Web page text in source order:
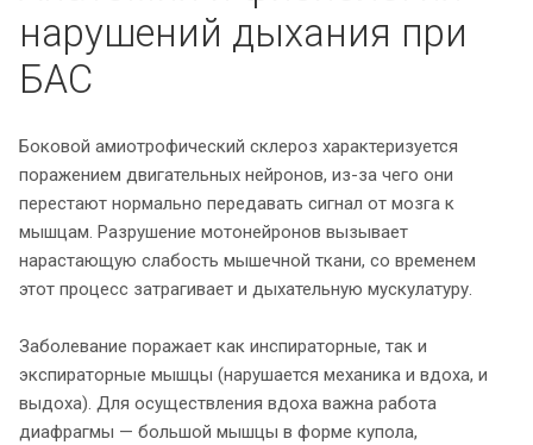
нарушений дыхания при
БАС
Боковой амиотрофический склероз характеризуется
поражением двигательных нейронов, из-за чего они
перестают нормально передавать сигнал от мозга к
мышцам. Разрушение мотонейронов вызывает
нарастающую слабость мышечной ткани, со временем
этот процесс затрагивает и дыхательную мускулатуру.
Заболевание поражает как инспираторные, так и
экспираторные мышцы (нарушается механика и вдоха, и
выдоха). Для осуществления вдоха важна работа
диафрагмы — большой мышцы в форме купола,